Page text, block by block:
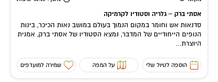
אסתי ברק – גלריה וסטודיו לקרמיקה
סדנאות אש וחומר במקום הנמוך בעולם במושב נאות הכיכר, בינות
הנופים הייחודיים של המדבר, נמצא הסטודיו של אסתי ברק, אמנית
היוצרת...
הוספה לטיול שלי על המפה שמירה למועדפים